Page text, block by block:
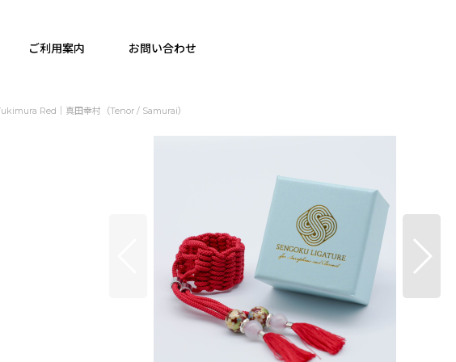
ご利用案内 お問い合わせ
Red｜真田幸村（Tenor / Samurai）